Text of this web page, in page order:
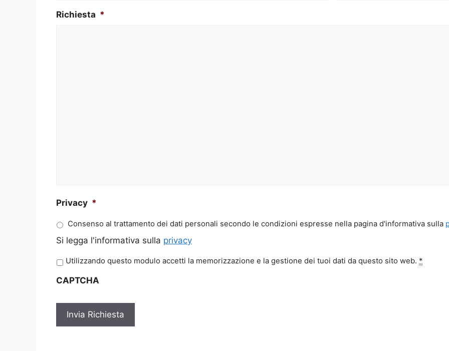
Richiesta *
Privacy *
Consenso al trattamento dei dati personali secondo le condizioni espresse nella pagina d'informativa sulla
Si legga l'informativa sulla privacy
P
i
a
y
Utilizzando questo modulo accetti la memorizzazione e la gestione dei tuoi dati da questo sito web. *
CAPTCHA